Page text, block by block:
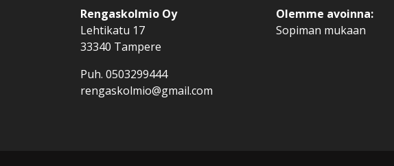
Rengaskolmio Oy
Lehtikatu 17
33340 Tampere
Puh. 0503299444
rengaskolmio@gmail.com
Olemme avoinna:
Sopiman mukaan